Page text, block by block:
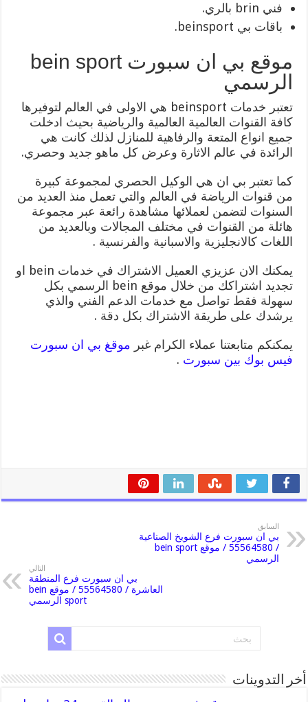
فني brin بالري.
باقات بي beinsport.
موقع بي ان سبورت bein sport
الرسمي
تعتبر خدمات beinsport هي الاولى في العالم لتوفيرها
كافة القنوات العالمية العالمية والرياضية بحيث ادخلت
جميع انواع المتعة والرفاهية للمنازل لذلك كانت هي
الرائدة في عالم الاثارة وعرض كل ماهو جديد وحصري.
كما تعتبر بي ان هي الوكيل الحصري لمجموعة كبيرة
من قنوات الرياضة في العالم والتي تعمل منذ العديد من
السنوات لتضمن لعملائها مشاهدة رائعة عبر مجموعة
هائلة من القنوات في مختلف المجالات وبالعديد من
اللغات كالانجليزية والاسبانية والفرنسية .
يمكنك الان عزيزي العميل الاشتراك في خدمات bein او
تجديد اشتراكك من خلال موقع bein الرسمي بكل
سهولة فقط تواصل مع خدمات الدعم الفني والذي
يرشدك على طريقة الاشتراك بكل دقة .
يمكنكم متابعتنا عملاء الكرام غبر موقغ بي ان سبورت
فيس بوك بين سبورت .
السابق
بي ان سبورت فرع الشويخ الصناعية
/ 55564580 / موقع bein sport
الرسمي
التالي
بي ان سبورت فرع المنطقة
العاشرة / 55564580 / موقع bein
sport الرسمي
أخر التدوينات